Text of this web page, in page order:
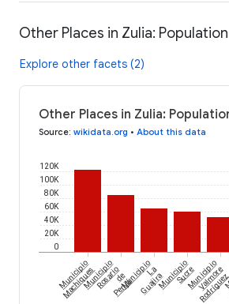
Other Places in Zulia: Population
Explore other facets (2)
Other Places in Zulia:
Source: wikidata.org • About this data
0
20K
40K
60K
80K
100K
120K
Municipio
MachiquesMunicipio
Rosariode
Perijá
MunicipioLa
GuajiraMunicipio
SucreMunicipio
Valmore